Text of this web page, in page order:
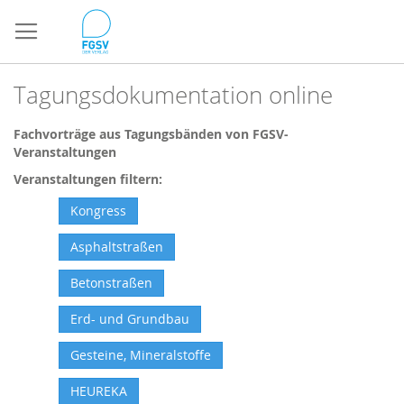
zum
Inhalt
Tagungsdokumentation online
Fachvorträge aus Tagungsbänden von FGSV-
Veranstaltungen
Veranstaltungen filtern:
Kongress
Asphaltstraßen
Betonstraßen
Erd- und Grundbau
Gesteine, Mineralstoffe
HEUREKA